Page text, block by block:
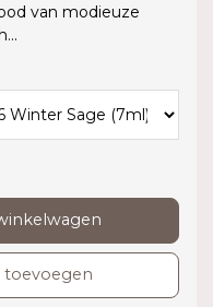
van modieuze
toevoegen